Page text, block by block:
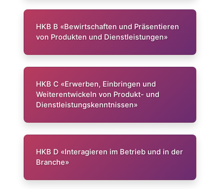
HKB B «Bewirtschaften und Präsentieren
von Produkten und Dienstleistungen»
HKB C «Erwerben, Einbringen und
Weiterentwickeln von Produkt- und
Dienstleistungskenntnissen»
HKB D «Interagieren im Betrieb und in der
Branche»